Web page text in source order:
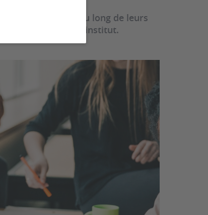
tout au long de leurs
(HDR) de l'institut.